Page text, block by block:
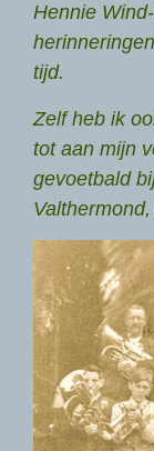
Hennie
tijd.
Zelf heb ik
tot aan mijn
gevoetbald